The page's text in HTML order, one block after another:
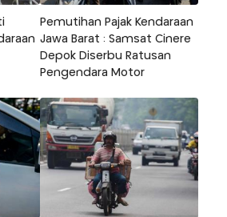
Pemutihan Pajak Kendaraan
Jawa Barat : Samsat Cinere
Depok Diserbu Ratusan
Pengendara Motor